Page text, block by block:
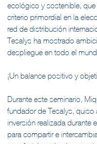
ecológico y sostenible,
criterio primordial en la
red de distribución
Tesalys ha mostrado
despliegue en todo el
¡Un balance positivo y
Durante este seminario,
fundador de Tesalys,
inversión realizada durante
para compartir e